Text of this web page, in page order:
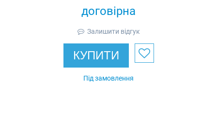
договірна
Залишити відгук
КУПИТИ
Під замовлення